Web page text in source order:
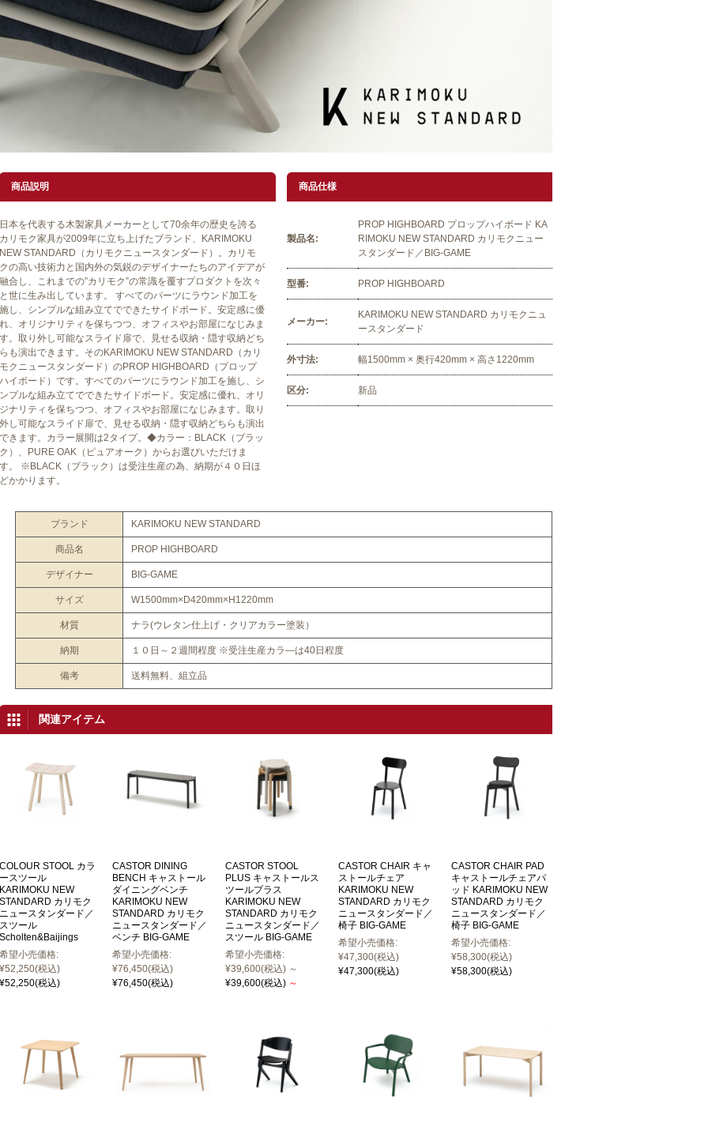
商品説明
日本を代表する木製家具メーカーとして70余年の歴史を誇る
カリモク家具が2009年に立ち上げたブランド、KARIMOKU
NEW STANDARD（カリモクニュースタンダード）。カリモ
クの高い技術力と国内外の気鋭のデザイナーたちのアイデアが
融合し、これまでの”カリモク”の常識を覆すプロダクトを次々
と世に生み出しています。 すべてのパーツにラウンド加工を
施し、シンプルな組み立てでできたサイドボード。安定感に優
れ、オリジナリティを保ちつつ、オフィスやお部屋になじみま
す。取り外し可能なスライド扉で、見せる収納・隠す収納どち
らも演出できます。そのKARIMOKU NEW STANDARD（カリ
モクニュースタンダード）のPROP HIGHBOARD（プロップ
ハイボード）です。すべてのパーツにラウンド加工を施し、シ
ンプルな組み立てでできたサイドボード。安定感に優れ、オリ
ジナリティを保ちつつ、オフィスやお部屋になじみます。取り
外し可能なスライド扉で、見せる収納・隠す収納どちらも演出
できます。カラー展開は2タイプ。◆カラー：BLACK（ブラッ
ク）、PURE OAK（ピュアオーク）からお選びいただけま
す。 ※BLACK（ブラック）は受注生産の為、納期が４０日ほ
どかかります。
商品仕様
製品名:
PROP HIGHBOARD プロップハイボード KA
RIMOKU NEW STANDARD カリモクニュー
スタンダード／BIG-GAME
型番: PROP HIGHBOARD
メーカー:
KARIMOKU NEW STANDARD カリモクニュ
ースタンダード
外寸法: 幅1500mm × 奥行420mm × 高さ1220mm
区分: 新品
ブランド KARIMOKU NEW STANDARD
商品名 PROP HIGHBOARD
デザイナー BIG-GAME
サイズ W1500mm×D420mm×H1220mm
材質 ナラ(ウレタン仕上げ・クリアカラー塗装）
納期 １０日～２週間程度 ※受注生産カラ―は40日程度
備考 送料無料、組立品
関連アイテム
COLOUR STOOL カラ
ースツール
KARIMOKU NEW
STANDARD カリモク
ニュースタンダード／
スツール
Scholten&Baijings
希望小売価格:
¥52,250(税込)
¥52,250(税込)
CASTOR DINING
BENCH キャストール
ダイニングベンチ
KARIMOKU NEW
STANDARD カリモク
ニュースタンダード／
ベンチ BIG-GAME
希望小売価格:
¥76,450(税込)
¥76,450(税込)
CASTOR STOOL
PLUS キャストールス
ツールプラス
KARIMOKU NEW
STANDARD カリモク
ニュースタンダード／
スツール BIG-GAME
希望小売価格:
¥39,600(税込) ～
¥39,600(税込) ～
CASTOR CHAIR キャ
ストールチェア
KARIMOKU NEW
STANDARD カリモク
ニュースタンダード／
椅子 BIG-GAME
希望小売価格:
¥47,300(税込)
¥47,300(税込)
CASTOR CHAIR PAD
キャストールチェアパ
ッド KARIMOKU NEW
STANDARD カリモク
ニュースタンダード／
椅子 BIG-GAME
希望小売価格:
¥58,300(税込)
¥58,300(税込)